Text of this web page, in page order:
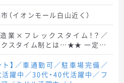
（イオンモール白山近く）
造業×フレックスタイム！？／
スタイム制とは…★★ 一定…
ト】／車通勤可／駐車場完備／
活躍中／30代・40代活躍中／フ